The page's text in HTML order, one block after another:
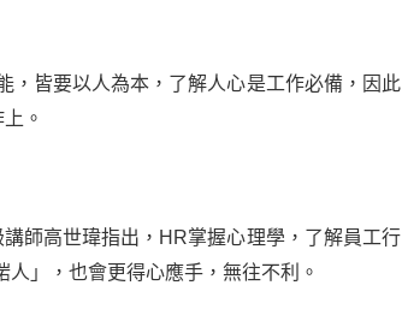
，皆要以人為本，了解人心是工作必備，因此
。
師高世瑋指出，HR掌握心理學，了解員工行
」，也會更得心應手，無往不利。